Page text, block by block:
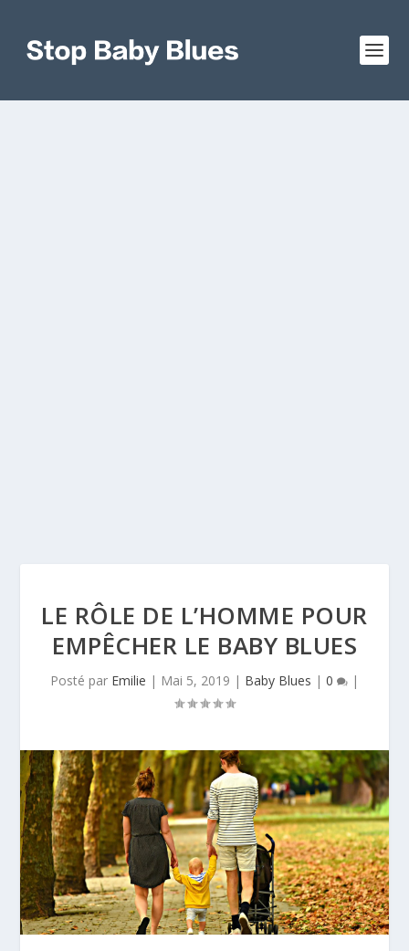
LE RÔLE DE L’HOMME POUR
EMPÊCHER LE BABY BLUES
Posté par Emilie | Mai 5, 2019 | Baby Blues | 0 |